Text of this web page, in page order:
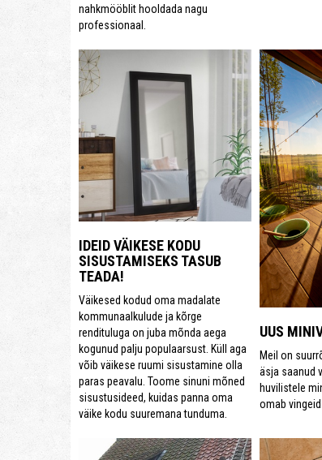
nahkmööblit hooldada nagu
professionaal.
IDEID VÄIKESE KODU
SISUSTAMISEKS TASUB
TEADA!
Väikesed kodud oma madalate
kommunaalkulude ja kõrge
rendituluga on juba mõnda aega
kogunud palju populaarsust. Küll aga
võib väikese ruumi sisustamine olla
paras peavalu. Toome sinuni mõned
sisustusideed, kuidas panna oma
väike kodu suuremana tunduma.
UUS
Meil on
äsja saanud
huvilistele
omab